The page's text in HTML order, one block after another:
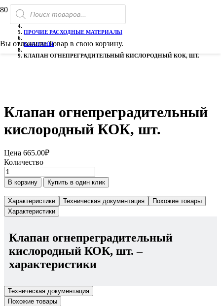
Поиск
товаров
Вы отложилиТовар в свою корзину.
РАСХОДНЫЕ МАТЕРИАЛЫ
ПРОЧИЕ РАСХОДНЫЕ МАТЕРИАЛЫ
КЛАПАНЫ
КЛАПАН ОГНЕПРЕГРАДИТЕЛЬНЫЙ КИСЛОРОДНЫЙ КОК, ШТ.
Клапан огнепреградительный
кислородный КОК, шт.
Цена 665.00₽
Количество
Количество
товара
Клапан
огнепреградительный
кислородный
КОК,
В корзину Купить в один клик
Характеристики Техническая документация
Похожие товары
Характеристики
Клапан огнепреградительный
кислородный КОК, шт. –
характеристики
Техническая документация
Похожие товары